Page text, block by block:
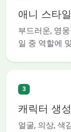
애니 스타
부드러운, 영
일 중 역할에
3
캐릭터 생성
얼굴, 의상, 색